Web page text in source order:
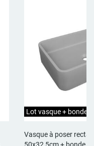
Lot vasque + bonde
Vasque à poser